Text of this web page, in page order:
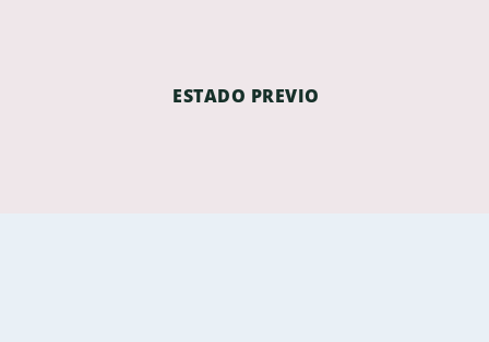
ESTADO PREVIO